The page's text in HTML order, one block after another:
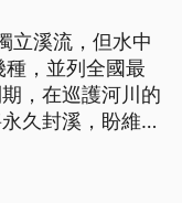
立溪流，但水中
，並列全國最
，在巡護河川的
久封溪，盼維護